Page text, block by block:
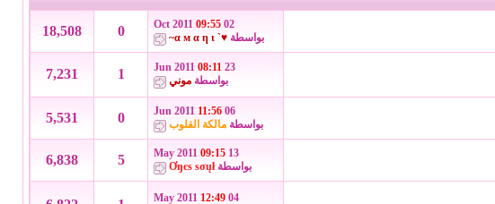
02 Oct 2011
09:55
بواسطة ♥` α м α η ι~
0
18,508
23 Jun 2011
08:11
بواسطة موني 1
7,231
06 Jun 2011
11:56
بواسطة مالكة القلوب 0
5,531
13 May 2011
09:15
بواسطةƠŋєѕ ѕσųł
5
6,838
04 May 2011
12:49